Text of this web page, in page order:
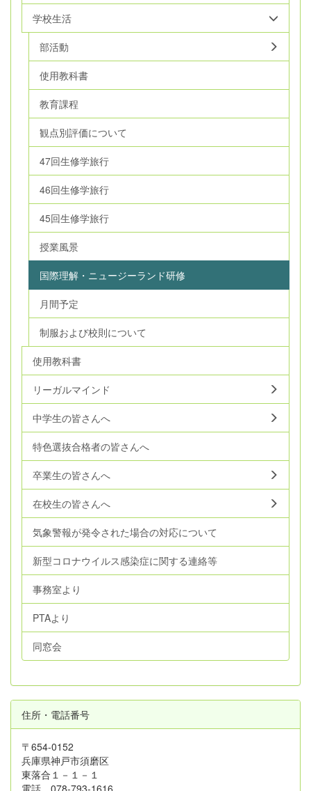
学校生活
部活動
使用教科書
教育課程
観点別評価について
47回生修学旅行
46回生修学旅行
45回生修学旅行
授業風景
国際理解・ニュージーランド研修
月間予定
制服および校則について
使用教科書
リーガルマインド
中学生の皆さんへ
特色選抜合格者の皆さんへ
卒業生の皆さんへ
在校生の皆さんへ
気象警報が発令された場合の対応について
新型コロナウイルス感染症に関する連絡等
事務室より
PTAより
同窓会
住所・電話番号
〒654-0152
兵庫県神戸市須磨区
東落合１－１－１